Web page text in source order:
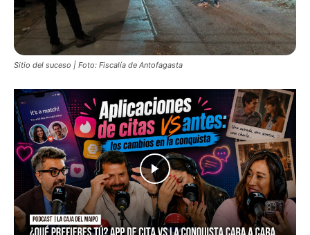
Sitio del suceso | Foto: Fiscalía de Antofagasta